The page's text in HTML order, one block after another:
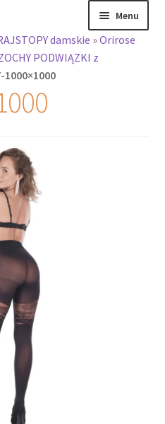
Menu
damskie »Orirose
PODWIĄZKI z
1000×1000